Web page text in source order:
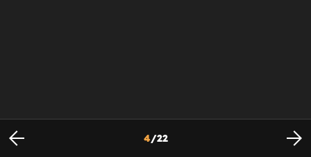
4/22